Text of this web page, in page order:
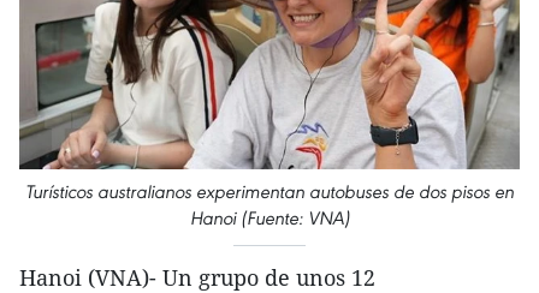
Turísticos australianos experimentan autobuses de dos pisos en
Hanoi (Fuente: VNA)
Hanoi (VNA)- Un grupo de unos 12